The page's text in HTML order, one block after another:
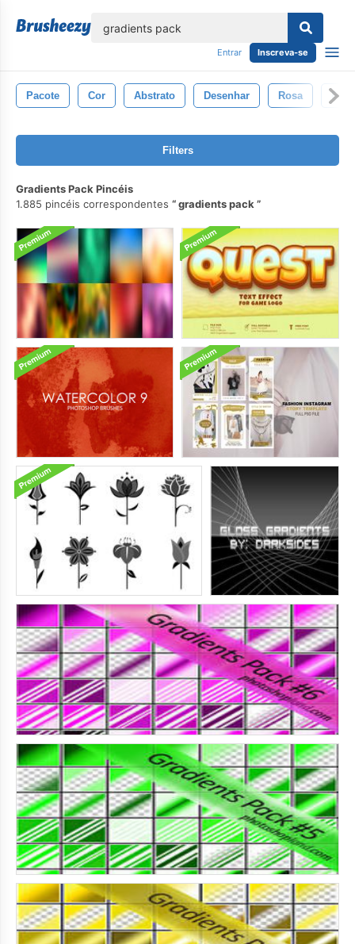
Entrar Inscreva-se
Pacote Cor Abstrato Desenhar Rosa
Filters
Gradients Pack Pincéis
1.885 pincéis correspondentes
gradients pack